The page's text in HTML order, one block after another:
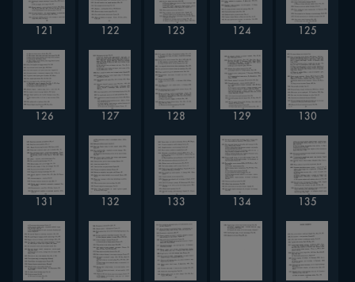
121 122 123 124 125
126 127 128 129 130
131 132 133 134 135